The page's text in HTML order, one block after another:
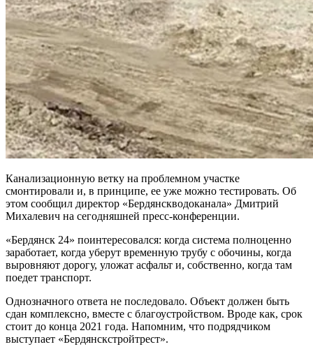
Канализационную ветку на проблемном участке
смонтировали и, в принципе, ее уже можно тестировать. Об
этом сообщил директор «Бердянскводоканала» Дмитрий
Михалевич на сегодняшней пресс-конференции.
«Бердянск 24» поинтересовался: когда система полноценно
заработает, когда уберут временную трубу с обочины, когда
выровняют дорогу, уложат асфальт и, собственно, когда там
поедет транспорт.
Однозначного ответа не последовало. Объект должен быть
сдан комплексно, вместе с благоустройством. Вроде как, срок
стоит до конца 2021 года. Напомним, что подрядчиком
выступает «Бердянскстройтрест».